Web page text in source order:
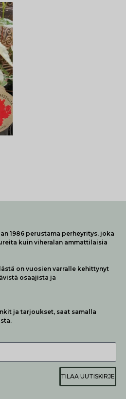
1986 perustama perheyritys, joka
kuin viheralan ammattilaisia
on vuosien varralle kehittynyt
osaajista ja
ja tarjoukset, saat samalla
TILAA UUTISKIRJE